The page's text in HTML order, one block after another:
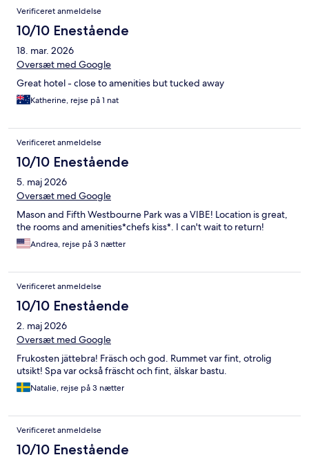
Verificeret anmeldelse
10/10 Enestående
18. mar. 2026
Oversæt med Google
Great hotel - close to amenities but tucked away
Katherine, rejse på 1 nat
Verificeret anmeldelse
10/10 Enestående
5. maj 2026
Oversæt med Google
Mason and Fifth Westbourne Park was a VIBE! Location is great,
the rooms and amenities*chefs kiss*. I can't wait to return!
Andrea, rejse på 3 nætter
Verificeret anmeldelse
10/10 Enestående
2. maj 2026
Oversæt med Google
Frukosten jättebra! Fräsch och god. Rummet var fint, otrolig
utsikt! Spa var också fräscht och fint, älskar bastu.
Natalie, rejse på 3 nætter
Verificeret anmeldelse
10/10 Enestående